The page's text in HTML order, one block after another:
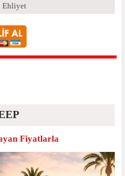
Ehliyet
Fiyatlarla